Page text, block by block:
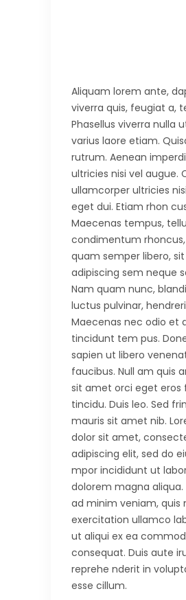
Aliquam lorem ante,
viverra quis, feugiat a,
Phasellus viverra nulla
varius laore etiam.
rutrum. Aenean
ultricies nisi vel augue.
ullamcorper ultricies
eget dui. Etiam rhon
Maecenas tempus,
condimentum
quam semper libero,
adipiscing sem neque
Nam quam nunc,
luctus pulvinar,
Maecenas nec odio et
tincidunt tem pus.
sapien ut libero
faucibus. Null am quis
sit amet orci eget eros
tincidu. Duis leo. Sed
mauris sit amet nib.
dolor sit amet,
adipiscing elit, sed do
mpor incididunt ut
dolorem magna aliqua.
ad minim veniam, quis
exercitation ullamco
ut aliqui ex ea
consequat. Duis aute
reprehe nderit in
esse cillum.